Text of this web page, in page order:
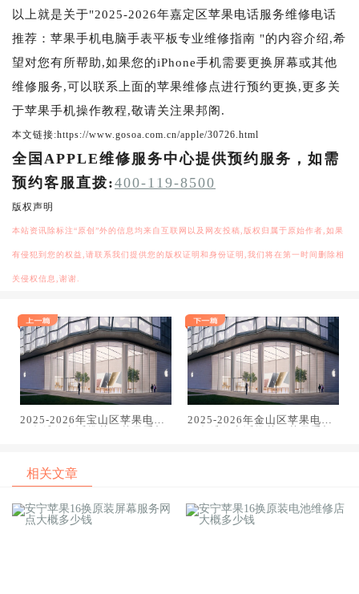
以上就是关于"2025-2026年嘉定区苹果电话服务维修电话
推荐：苹果手机电脑手表平板专业维修指南 "的内容介绍,希
望对您有所帮助,如果您的iPhone手机需要更换屏幕或其他
维修服务,可以联系上面的苹果维修点进行预约更换,更多关
于苹果手机操作教程,敬请关注果邦阁.
本文链接:https://www.gosoa.com.cn/apple/30726.html
全国APPLE维修服务中心提供预约服务，如需
预约客服直拨:400-119-8500
版权声明
本站资讯除标注“原创”外的信息均来自互联网以及网友投稿,版权归属于原始作者,如果
有侵犯到您的权益,请联系我们提供您的版权证明和身份证明,我们将在第一时间删除相
关侵权信息,谢谢.
2025-2026年宝山区苹果电话
2025-2026年金山区苹果电话
相关文章